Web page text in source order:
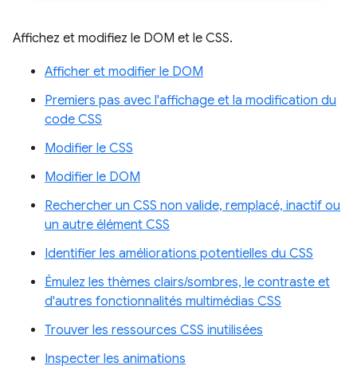
Affichez et modifiez le DOM et le CSS.
Afficher et modifier le DOM
Premiers pas avec l'affichage et la modification du
code CSS
Modifier le CSS
Modifier le DOM
Rechercher un CSS non valide, remplacé, inactif ou
un autre élément CSS
Identifier les améliorations potentielles du CSS
Émulez les thèmes clairs/sombres, le contraste et
d'autres fonctionnalités multimédias CSS
Trouver les ressources CSS inutilisées
Inspecter les animations